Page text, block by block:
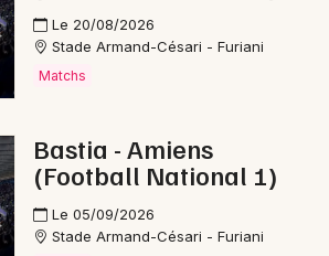
Le 20/08/2026
Stade Armand-Césari - Furiani
Matchs
Bastia - Amiens
(Football National 1)
Le 05/09/2026
Stade Armand-Césari - Furiani